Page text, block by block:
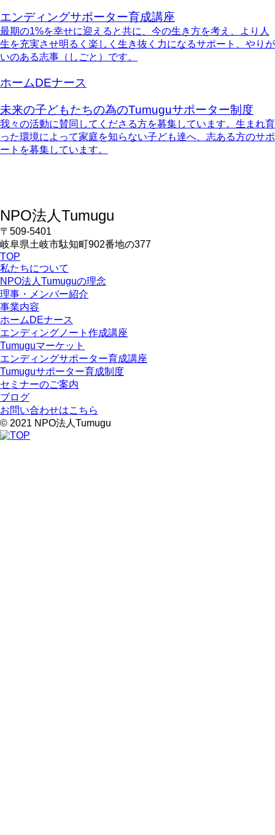
エンディングサポーター育成講座
最期の1%を幸せに迎えると共に、今の生き方を考え、より人
生を充実させ明るく楽しく生き抜く力になるサポート、やりが
いのある志事（しごと）です。
ホームDEナース
未来の子どもたちの為のTumuguサポーター制度
我々の活動に賛同してくださる方を募集しています。生まれ育
った環境によって家庭を知らない子ども達へ、志ある方のサポ
ートを募集しています。
NPO法人Tumugu
〒509-5401
岐阜県土岐市駄知町902番地の377
TOP
私たちについて
NPO法人Tumuguの理念
理事・メンバー紹介
事業内容
ホームDEナース
エンディングノート作成講座
Tumuguマーケット
エンディングサポーター育成講座
Tumuguサポーター育成制度
セミナーのご案内
ブログ
お問い合わせはこちら
© 2021 NPO法人Tumugu